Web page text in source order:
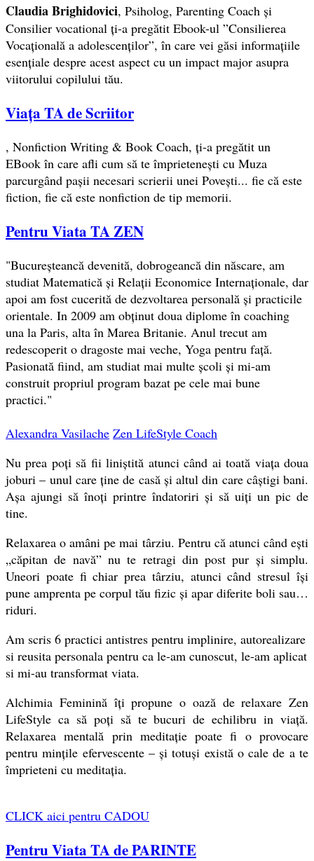
Claudia Brighidovici, Psiholog, Parenting Coach și
Consilier vocational ți-a pregătit Ebook-ul ”Consilierea
Vocațională a adolescenților”, în care vei găsi informațiile
esențiale despre acest aspect cu un impact major asupra
viitorului copilului tău.
Viața TA de Scriitor
, Nonfiction Writing & Book Coach, ți-a pregătit un
EBook în care afli cum să te împrietenești cu Muza
parcurgând pașii necesari scrierii unei Povești... fie că este
fiction, fie că este nonfiction de tip memorii.
Pentru Viata TA ZEN
"Bucureșteancă devenită, dobrogeancă din născare, am
studiat Matematică și Relații Economice Internaționale, dar
apoi am fost cucerită de dezvoltarea personală și practicile
orientale. In 2009 am obținut doua diplome în coaching
una la Paris, alta în Marea Britanie. Anul trecut am
redescoperit o dragoste mai veche, Yoga pentru față.
Pasionată fiind, am studiat mai multe școli și mi-am
construit propriul program bazat pe cele mai bune
practici."
Alexandra Vasilache Zen LifeStyle Coach
Nu prea poți să fii liniștită atunci când ai toată viața doua
joburi – unul care ține de casă și altul din care câștigi bani.
Așa ajungi să înoți printre îndatoriri și să uiți un pic de
tine.
Relaxarea o amâni pe mai târziu. Pentru că atunci când ești
„căpitan de navă” nu te retragi din post pur și simplu.
Uneori poate fi chiar prea târziu, atunci când stresul își
pune amprenta pe corpul tău fizic și apar diferite boli sau…
riduri.
Am scris 6 practici antistres pentru implinire, autorealizare
si reusita personala pentru ca le-am cunoscut, le-am aplicat
si mi-au transformat viata.
Alchimia Feminină îți propune o oază de relaxare Zen
LifeStyle ca să poți să te bucuri de echilibru in viață.
Relaxarea mentală prin meditație poate fi o provocare
pentru mințile efervescente – și totuși există o cale de a te
împrieteni cu meditația.
CLICK aici pentru CADOU
Pentru Viata TA de PARINTE